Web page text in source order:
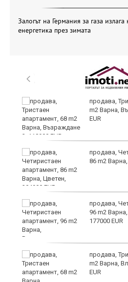
Залогът на Германия за газа
енергетика през зимата
продава,
m2 Варна,
EUR
продава,
86 m2
продава,
96 m2
177000 EUR
продава,
m2 Варна,
EUR